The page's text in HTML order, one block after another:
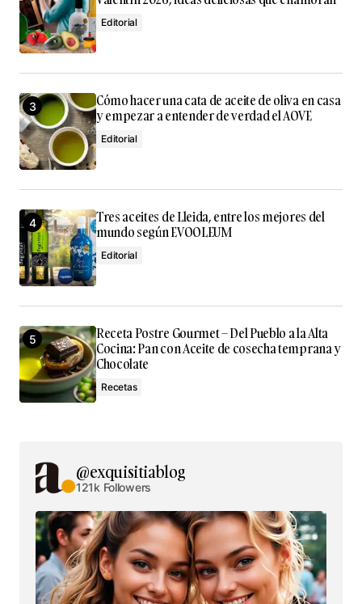
Editorial
Cómo hacer una cata de aceite de oliva en casa
y empezar a entender de verdad el AOVE
Editorial
Tres aceites de Lleida, entre los mejores del
mundo según EVOOLEUM
Editorial
Receta Postre Gourmet – Del Pueblo a la Alta
Cocina: Pan con Aceite de cosecha temprana y
Chocolate
Recetas
@exquisitiablog
121k Followers